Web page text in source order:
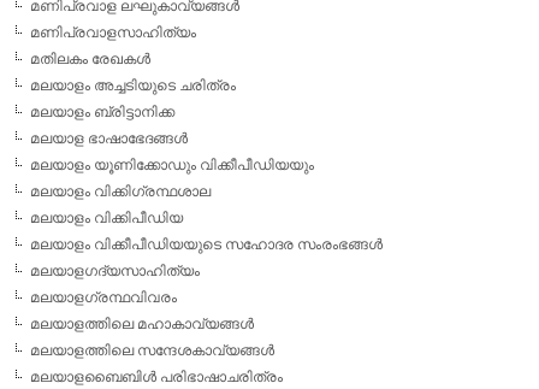
മണിപ്രവാള ലഘുകാവ്യങ്ങള്‍
മണിപ്രവാളസാഹിത്യം
മതിലകം രേഖകള്‍
മലയാളം അച്ചടിയുടെ ചരിത്രം
മലയാളം ബ്രിട്ടാനിക്ക
മലയാള ഭാഷാഭേദങ്ങള്‍
മലയാളം യൂണിക്കോഡും വിക്കീപീഡിയയും
മലയാളം വിക്കിഗ്രന്ഥശാല
മലയാളം വിക്കിപീഡിയ
മലയാളം വിക്കീപീഡിയയുടെ സഹോദര സംരംഭങ്ങള്‍
മലയാളഗദ്യസാഹിത്യം
മലയാളഗ്രന്ഥവിവരം
മലയാളത്തിലെ മഹാകാവ്യങ്ങള്‍
മലയാളത്തിലെ സന്ദേശകാവ്യങ്ങള്‍
മലയാളബൈബിള്‍ പരിഭാഷാചരിത്രം